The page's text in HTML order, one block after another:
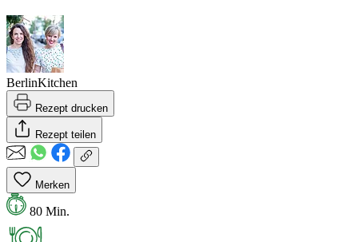
BerlinKitchen
Rezept drucken
Rezept teilen
Merken
80 Min.